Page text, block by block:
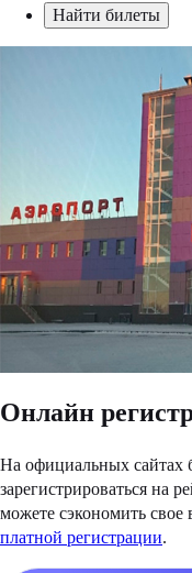
Найти билеты
Онлайн
На официальных сайтах
зарегистрироваться на
можете сэкономить свое
платной регистрации.